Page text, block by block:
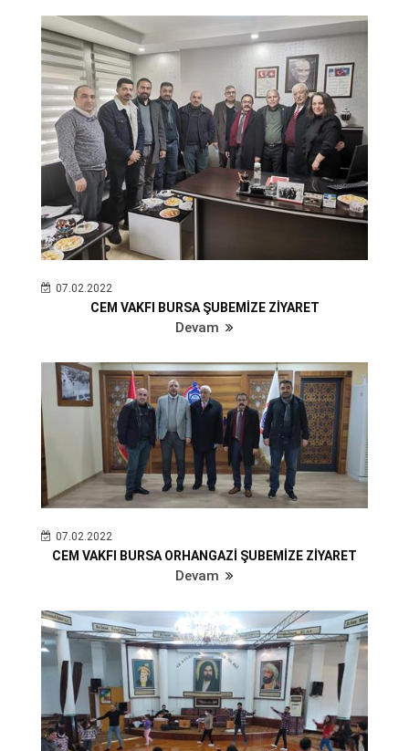
07.02.2022
CEM VAKFI BURSA ŞUBEMİZE ZİYARET
Devam
07.02.2022
CEM VAKFI BURSA ORHANGAZİ ŞUBEMİZE ZİYARET
Devam